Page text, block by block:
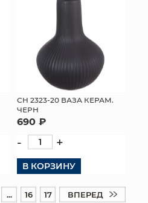
СН 2323-20 ВАЗА КЕРАМ.
ЧЕРН
690 ₽
- +
В КОРЗИНУ
... 16 17 ВПЕРЕД